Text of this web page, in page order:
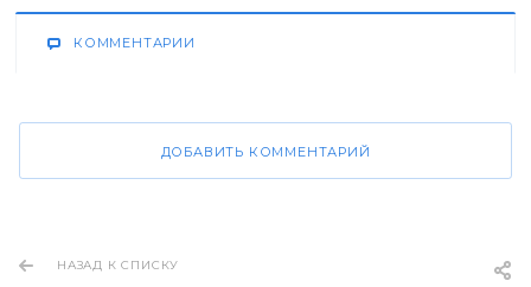
КОММЕНТАРИИ
ДОБАВИТЬ КОММЕНТАРИЙ
НАЗАД К СПИСКУ